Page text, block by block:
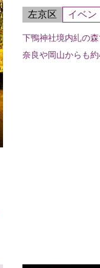
左京区 イベン
下鴨神社境内糺の
奈良や岡山からも